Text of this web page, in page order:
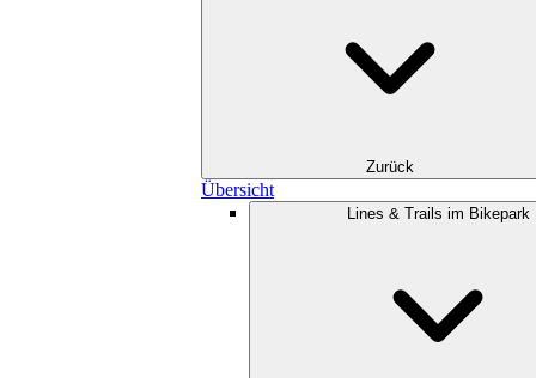
Zurück
Übersicht
Lines & Trails im Bikepark